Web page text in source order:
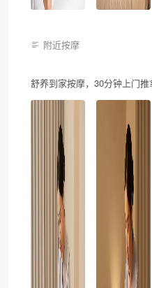
附近按摩
舒养到家按摩，30分钟上门推